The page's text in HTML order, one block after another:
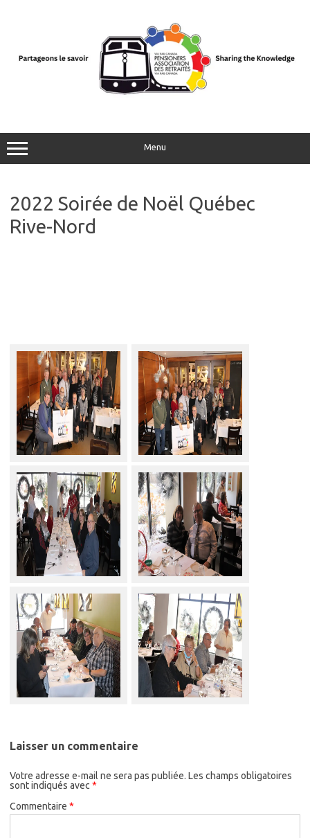
Menu
2022 Soirée de Noël Québec
Rive-Nord
Laisser un commentaire
Votre adresse e-mail ne sera pas publiée. Les champs obligatoires
sont indiqués avec *
Commentaire *